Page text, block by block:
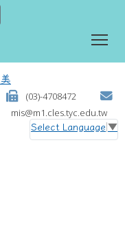
(03)-4708472
mis@m1.cles.tyc.edu.tw
Select Language ▼